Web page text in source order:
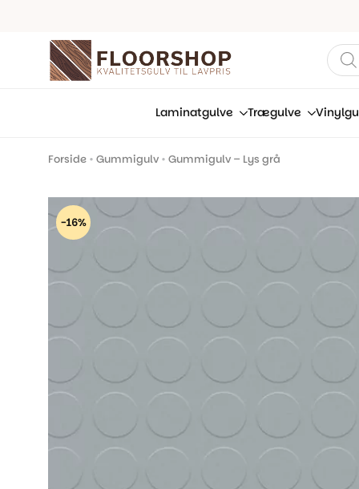
Laminatgulve Trægulve
Forside • Gummigulv • Gummigulv – Lys grå
-16%